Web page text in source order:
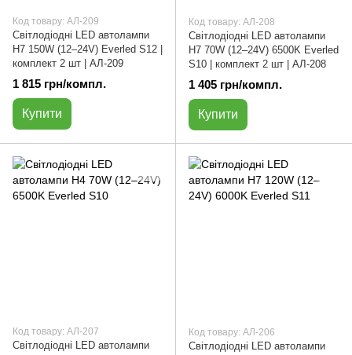
Код товару: АЛ-209
Світлодіодні LED автолампи
H7 150W (12–24V) Everled S12 |
комплект 2 шт | АЛ-209
1 815 грн/компл.
Купити
Код товару: АЛ-208
Світлодіодні LED автолампи
H7 70W (12–24V) 6500K Everled
S10 | комплект 2 шт | АЛ-208
1 405 грн/компл.
Купити
Код товару: АЛ-207
Світлодіодні LED автолампи
Код товару: АЛ-206
Світлодіодні LED автолампи